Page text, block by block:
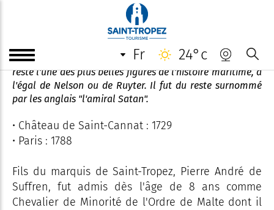
fr 24°c
Statue du Bailli de Suffren
Tacticien remarquable et combattant intrépide, Suffren
reste l'une des plus belles figures de l'histoire maritime, à
l'égal de Nelson ou de Ruyter. Il fut du reste surnommé
par les anglais "l'amiral Satan".
• Château de Saint-Cannat : 1729
• Paris : 1788
Fils du marquis de Saint-Tropez, Pierre André de
Suffren, fut admis dès l'âge de 8 ans comme
Chevalier de Minorité de l'Ordre de Malte dont il